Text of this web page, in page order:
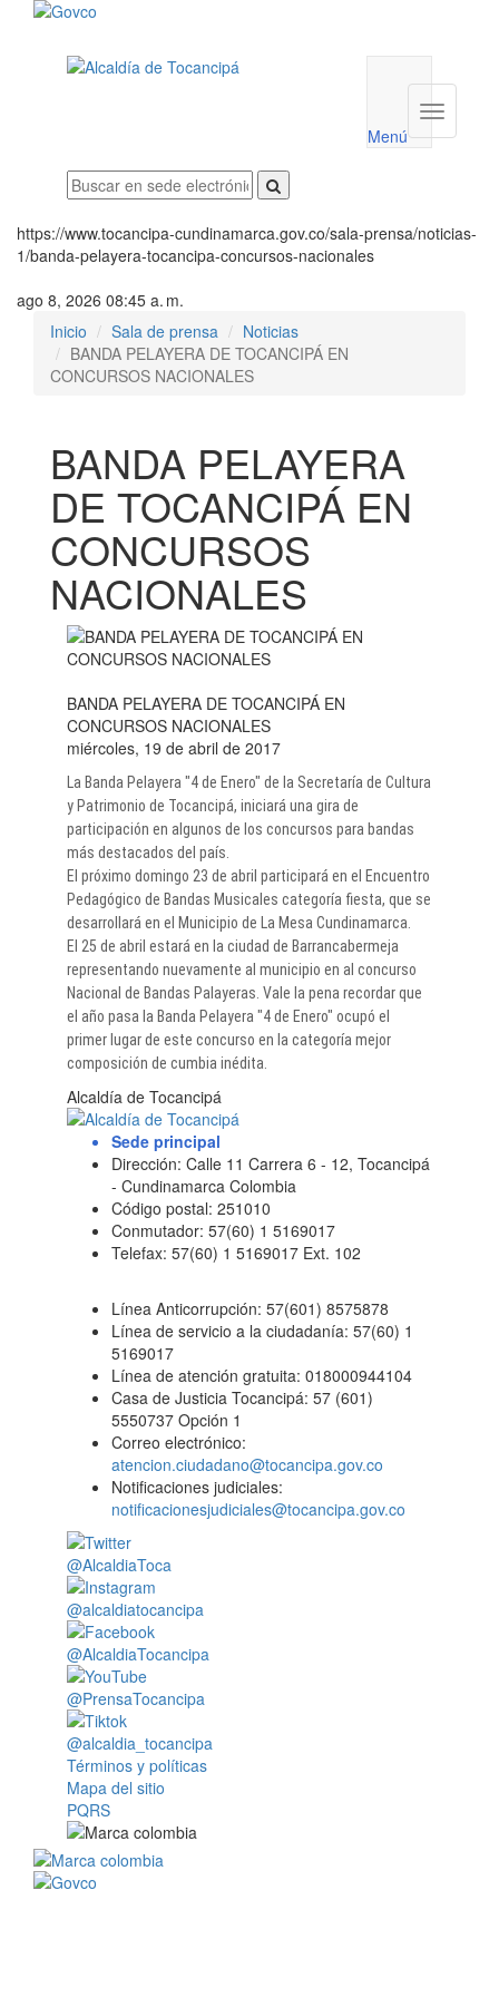
utilidades
Menú
Menú
https://www.tocancipa-cundinamarca.gov.co/sala-prensa/noticias-
1/banda-pelayera-tocancipa-concursos-nacionales
ago 8, 2026 08:45 a. m.
Inicio
Sala de prensa
Noticias
BANDA PELAYERA DE TOCANCIPÁ EN
CONCURSOS NACIONALES
BANDA PELAYERA
DE TOCANCIPÁ EN
CONCURSOS
NACIONALES
BANDA PELAYERA DE TOCANCIPÁ EN
CONCURSOS NACIONALES
miércoles, 19 de abril de 2017
La Banda Pelayera "4 de Enero" de la Secretaría de Cultura
y Patrimonio de Tocancipá, iniciará una gira de
participación en algunos de los concursos para bandas
más destacados del país.
El próximo domingo 23 de abril participará en el Encuentro
Pedagógico de Bandas Musicales categoría fiesta, que se
desarrollará en el Municipio de La Mesa Cundinamarca.
El 25 de abril estará en la ciudad de Barrancabermeja
representando nuevamente al municipio en al concurso
Nacional de Bandas Palayeras. Vale la pena recordar que
el año pasa la Banda Pelayera "4 de Enero" ocupó el
primer lugar de este concurso en la categoría mejor
composición de cumbia inédita.​​
Alcaldía de Tocancipá
Sede principal
Dirección: Calle 11 Carrera 6 - 12, Tocancipá
- Cundinamarca Colombia
Código postal: 251010
Conmutador: 57(60) 1 5169017
Telefax: 57(60) 1 5169017 Ext. 102
Línea Anticorrupción: 57(601) 8575878
Línea de servicio a la ciudadanía: 57(60) 1
5169017
Línea de atención gratuita: 018000944104
Casa de Justicia Tocancipá: 57 (601)
5550737 Opción 1
Correo electrónico:
atencion.ciudadano@tocancipa.gov.co
Notificaciones judiciales:
notificacionesjudiciales@tocancipa.gov.co
@AlcaldiaToca
@alcaldiatocancipa
@AlcaldiaTocancipa
@PrensaTocancipa
@alcaldia_tocancipa
Términos y políticas
Mapa del sitio
PQRS